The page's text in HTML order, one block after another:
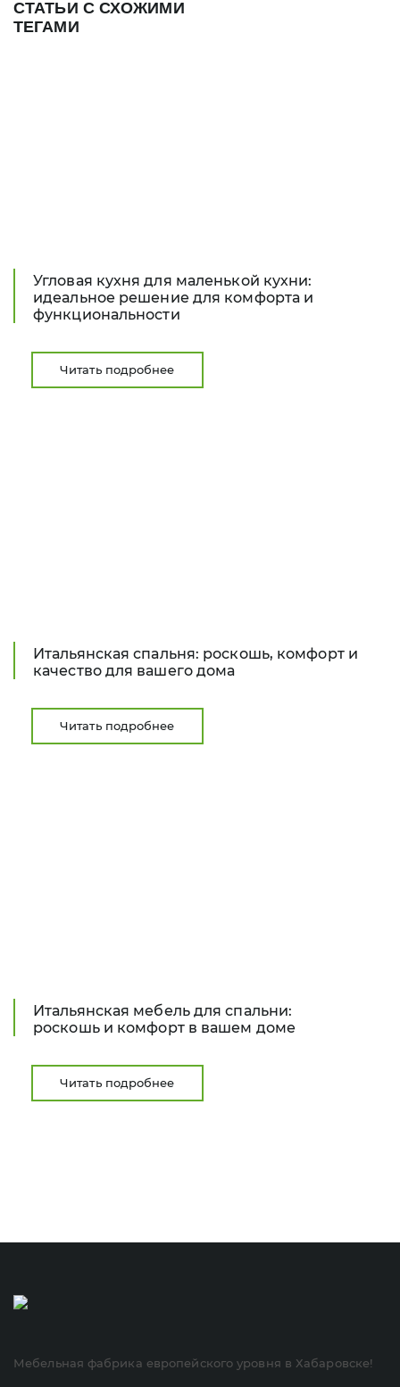
СТАТЬИ С СХОЖИМИ
ТЕГАМИ
Угловая кухня для маленькой кухни:
идеальное решение для комфорта и
функциональности
Читать подробнее
Итальянская спальня: роскошь, комфорт и
качество для вашего дома
Читать подробнее
Итальянская мебель для спальни:
роскошь и комфорт в вашем доме
Читать подробнее
Мебельная фабрика европейского уровня в Хабаровске!